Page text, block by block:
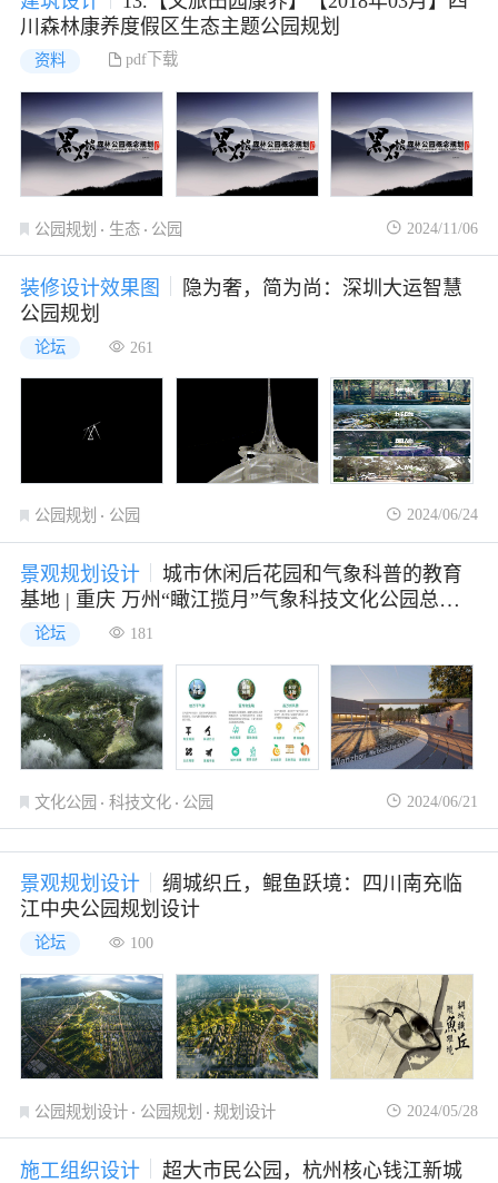
川森林康养度假区生态主题公园规划
资料 pdf下载
公园规划 生态 公园 2024/11/06
装修设计效果图
隐为奢，简为尚：深圳大运智慧
公园规划
论坛 261
公园规划 公园 2024/06/24
景观规划设计
城市休闲后花园和气象科普的教育
基地 | 重庆 万州“瞰江揽月”气象科技文化公园总体
规划
论坛 181
文化公园 科技文化 公园 2024/06/21
景观规划设计
绸城织丘，鲲鱼跃境：四川南充临
江中央公园规划设计
论坛 100
公园规划设计 公园规划 规划设计 2024/05/28
施工组织设计
超大市民公园，杭州核心钱江新城